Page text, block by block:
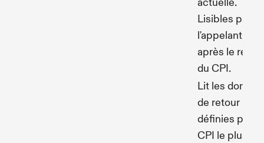
Lisibles par
l'appelant
après le
du CPI.
Lit les
de retour
définies par le
CPI le plus